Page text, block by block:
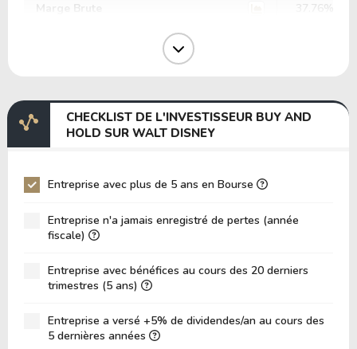
Marge Brute
37.76%
EV/EBITDA
56.59
EV/EBIT
P/EBITDA
P/Actif Total
LPA (Bénéfice par Action)
Rotation des Actifs
0.11
ROE
CHECKLIST DE L'INVESTISSEUR BUY AND
HOLD SUR WALT DISNEY
Entreprise avec plus de 5 ans en Bourse
Entreprise n'a jamais enregistré de pertes (année
fiscale)
Entreprise avec bénéfices au cours des 20 derniers
trimestres (5 ans)
Entreprise a versé +5% de dividendes/an au cours des
5 dernières années